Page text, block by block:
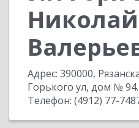
Николай
Адрес: 390000,
Горького ул, дом № 94.
Телефон: (4912) 77-